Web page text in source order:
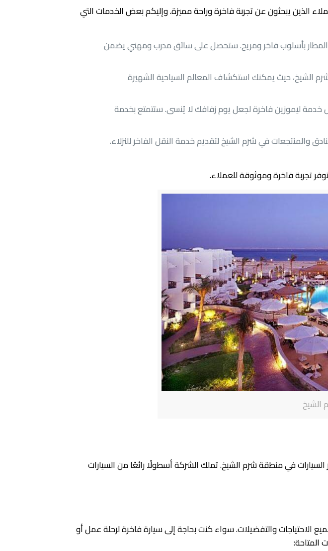
يبحثون عن تجربة فاخرة وراحة مميزة. وإليكم بعض الخدمات التي
بأسلوب فاخر ومريح. ستحصل على سائق مدرب ومهني يضمن
حيث يمكنك استكشاف المعالم السياحية الشهيرة
ليموزين فاخرة لجعل يوم زفافك لا يُنسى. ستتمتع بخدمة
في شرم الشيخ لتقديم خدمة النقل الفاخر للنزلاء.
تجربة فاخرة وموثوقة للعملاء.
الشيخ
في منطقة شرم الشيخ. تملك الشركة أسطولًا رائعًا من السيارات
والتفضيلات. سواء كنت بحاجة إلى سيارة فاخرة لرحلة عمل أو
المتاحة: